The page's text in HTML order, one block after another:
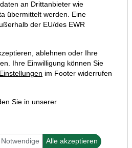
GmbH
der TraderFox-
an Drittanbieter wie
übermittelt werden. Eine
der EU/des EWR
ablehnen oder Ihre
Ihre Einwilligung können Sie
im Footer widerrufen
Sie in unserer
Notwendige Alle akzeptieren